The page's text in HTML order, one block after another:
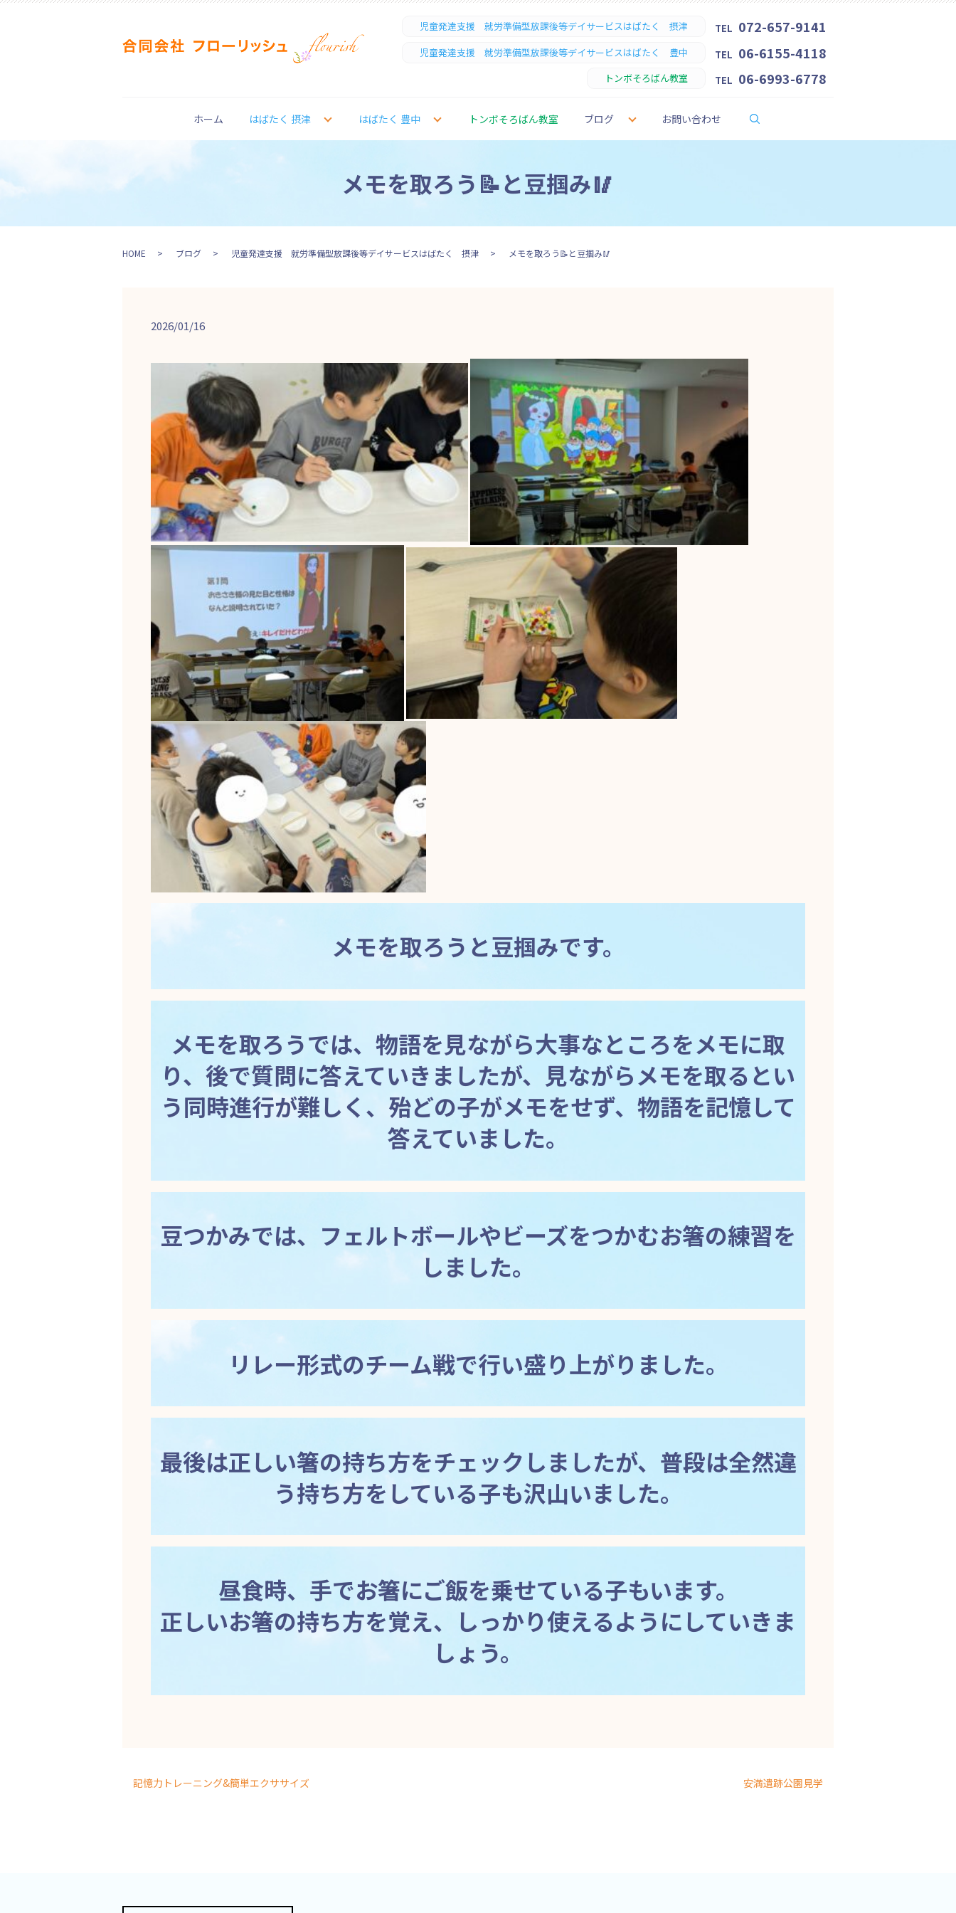
児童発達支援 就労準備型放課後等デイサービスはばたく 摂津 TEL 072-657-9141
児童発達支援 就労準備型放課後等デイサービスはばたく 豊中 TEL 06-6155-4118
トンボそろばん教室 TEL 06-6993-6778
ホーム はばたく 摂津 はばたく 豊中 トンボそろばん教室 ブログ お問い合わせ
メモを取ろう📝と豆掴み🥢
HOME ブログ 児童発達支援 就労準備型放課後等デイサービスはばたく 摂津 メモを取ろう📝と豆掴み🥢
2026/01/16
メモを取ろうと豆掴みです。
メモを取ろうでは、物語を見ながら大事なところをメモに取
り、後で質問に答えていきましたが、見ながらメモを取るとい
う同時進行が難しく、殆どの子がメモをせず、物語を記憶して
答えていました。
豆つかみでは、フェルトボールやビーズをつかむお箸の練習を
しました。
リレー形式のチーム戦で行い盛り上がりました。
最後は正しい箸の持ち方をチェックしましたが、普段は全然違
う持ち方をしている子も沢山いました。
昼食時、手でお箸にご飯を乗せている子もいます。
正しいお箸の持ち方を覚え、しっかり使えるようにしていきま
しょう。
記憶力トレーニング&簡単エクササイズ 安満遺跡公園見学